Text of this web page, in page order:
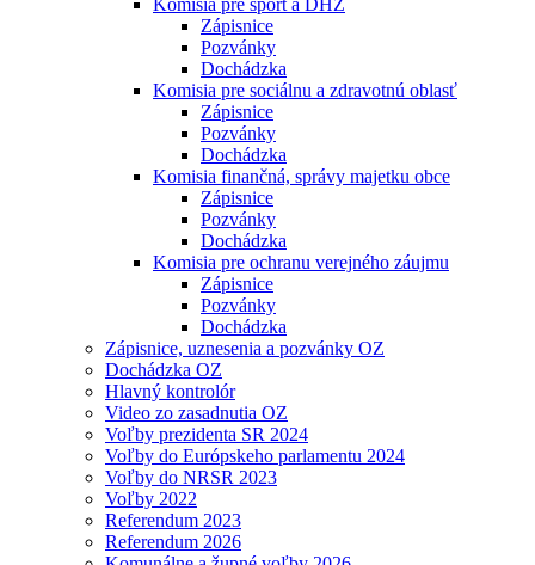
Komisia pre šport a DHZ
Zápisnice
Pozvánky
Dochádzka
Komisia pre sociálnu a zdravotnú oblasť
Zápisnice
Pozvánky
Dochádzka
Komisia finančná, správy majetku obce
Zápisnice
Pozvánky
Dochádzka
Komisia pre ochranu verejného záujmu
Zápisnice
Pozvánky
Dochádzka
Zápisnice, uznesenia a pozvánky OZ
Dochádzka OZ
Hlavný kontrolór
Video zo zasadnutia OZ
Voľby prezidenta SR 2024
Voľby do Európskeho parlamentu 2024
Voľby do NRSR 2023
Voľby 2022
Referendum 2023
Referendum 2026